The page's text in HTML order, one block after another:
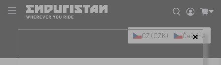
CZ (CZK) Čeština
×